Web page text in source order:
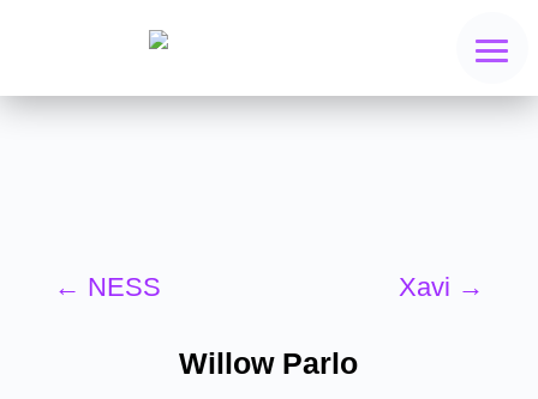
← NESS Xavi →
Willow Parlo